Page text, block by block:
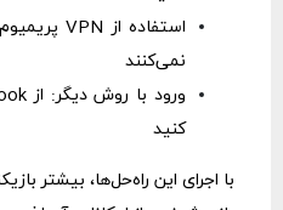
نمی‌کنند
کنید
با اجرای این راه‌حل‌ها، بیشتر